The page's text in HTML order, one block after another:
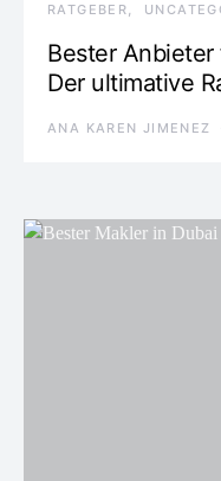
RATGEBER
Bester
Der ultimative
ANA KAREN JIMENEZ